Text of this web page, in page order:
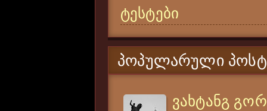
ტესტები
ᲞᲝᲞᲣᲚᲐᲠᲣᲚᲘ
ვახტანგ